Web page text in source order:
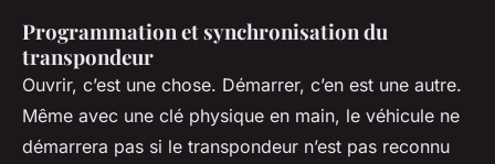
Programmation et synchronisation du
transpondeur
Ouvrir, c’est une chose. Démarrer, c’en est une autre.
Même avec une clé physique en main, le véhicule ne
démarrera pas si le transpondeur n’est pas reconnu